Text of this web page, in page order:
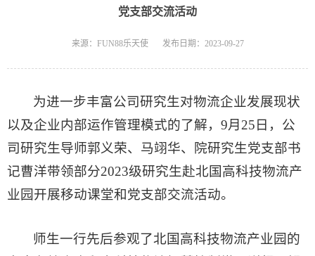
党支部交流活动
来源：FUN88乐天使 发布日期：2023-09-27
为进一步丰富公司研究生对物流企业发展现状
以及企业内部运作管理模式的了解，9月25日，公
司研究生导师郭义荣、马翊华、院研究生党支部书
记曹洋带领部分2023级研究生赴北国高科技物流产
业园开展移动课堂和党支部交流活动。
师生一行先后参观了北国高科技物流产业园的